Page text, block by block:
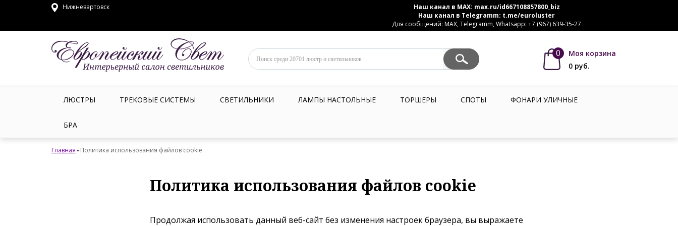
Нижневартовск Наш канал в MAX: max.ru/id667108857800_biz
Наш канал в Telegramm: t.me/euroluster
Для сообщений: MAX, Telegramm, Whatsapp: +7 (967) 639-35-27
0
Моя корзина
0 руб.
ЛЮСТРЫ ТРЕКОВЫЕ СИСТЕМЫ СВЕТИЛЬНИКИ ЛАМПЫ НАСТОЛЬНЫЕ ТОРШЕРЫ СПОТЫ ФОНАРИ УЛИЧНЫЕ
БРА
Главная Политика использования файлов cookie
Политика использования файлов cookie
Продолжая использовать данный веб-сайт без изменения настроек браузера, вы выражаете